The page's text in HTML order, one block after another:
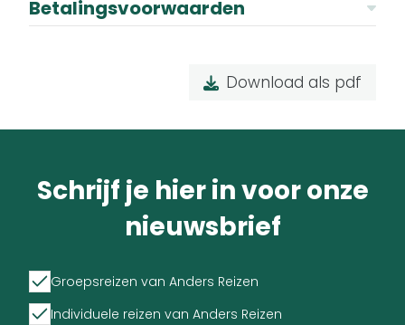
Betalingsvoorwaarden
Download als pdf
Schrijf je hier in voor onze
nieuwsbrief
Groepsreizen van Anders Reizen
Individuele reizen van Anders Reizen